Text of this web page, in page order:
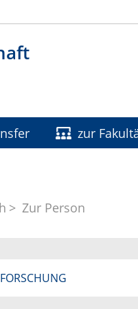
zur
Zur Person
FORSCHUNG